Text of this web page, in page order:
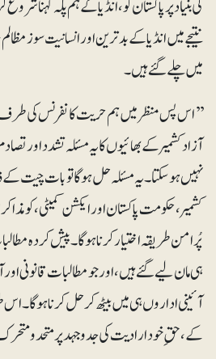
کی بنیاد پر پاکستان کو، انڈیا کے ہم پلہ کہنا
نتیجے میں انڈیا کے بدترین اور انسانیت سوز
میں چلے گئے ہیں۔
’’اس پس منظر میں ہم حریت کانفرنس کی طرف
آزاد کشمیر کے بھائیوں کا یہ مسئلہ تشدد اور
نہیں ہو سکتا۔ یہ مسئلہ حل ہو گا تو بات چیت
کشمیر، حکومت پاکستان اور ایکشن کمیٹی، کو
پُرامن طریقہ اختیار کرنا ہوگا۔ پیش کردہ
ہی مان لیے گئے ہیں، اور جو مطالبات قانونی
آئینی اداروں ہی میں بیٹھ کر حل کرنا ہوگا۔
کے، حقِ خودارادیت کی جدوجہد پر متحدومتحرک